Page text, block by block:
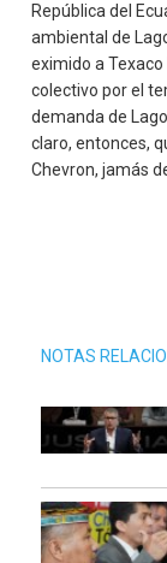
República del
ambiental de
eximido a
colectivo por el
demanda de
claro, entonces,
Chevron, jamás
NOTAS